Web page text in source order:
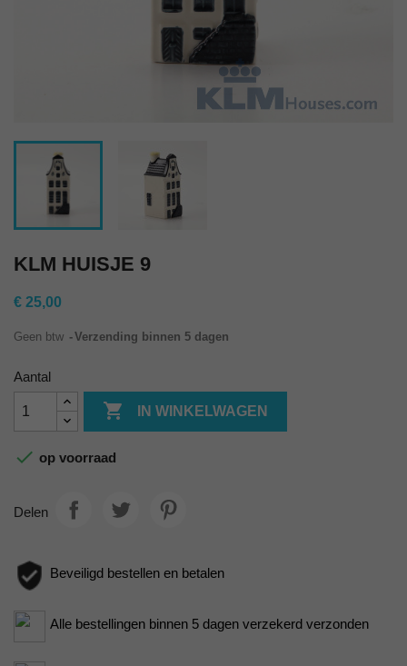
KLM HUISJE 9
€ 25,00
Geen btw Verzending binnen 5 dagen
Aantal
 IN WINKELWAGEN
 op voorraad
Delen
Beveiligd bestellen en betalen
Alle bestellingen binnen 5 dagen verzekerd verzonden